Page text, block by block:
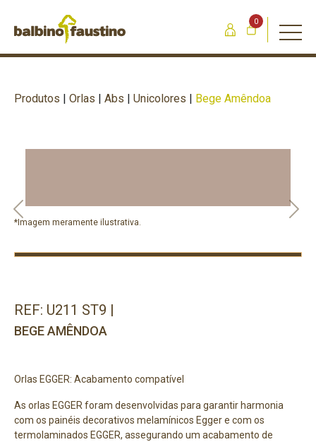
0
Produtos | Orlas | Abs | Unicolores | Bege Amêndoa
REF: U211 ST9 |
BEGE AMÊNDOA
Orlas EGGER: Acabamento compatível
As orlas EGGER foram desenvolvidas para garantir harmonia
com os painéis decorativos melamínicos Egger e com os
termolaminados EGGER, assegurando um acabamento de
Previous Next
*Imagem meramente ilustrativa.